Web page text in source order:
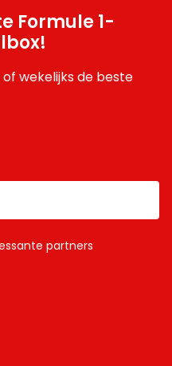
Formule 1-
wekelijks de beste
partners